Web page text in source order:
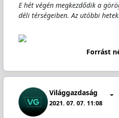
E hét végén megkezdődik a
déli térségeiben. Az utóbbi
Forrást
Világgazdaság
2021. 07. 07. 11:08